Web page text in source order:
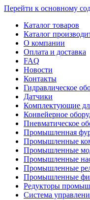
Перейти к основному
Каталог товаров
Каталог
О компании
Оплата и доставка
FAQ
Новости
Контакты
Гидравлическое
Датчики
Комплектующие
Конвейерное
Пневматическое
Промышленная
Промышленные
Промышленные
Промышленные
Промышленные
Промышленные
Редукторы
Система